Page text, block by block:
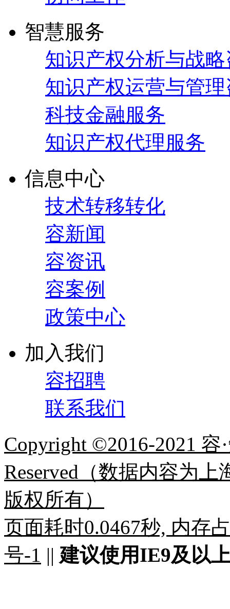
智慧服务
知识产权分析与战
知识产权运营与管
科技金融服务
知识产权代理服务
信息中心
技术转移转化
容新闻
容资讯
容案例
政策中心
加入我们
容招聘
联系我们
Copyright ©2016-2021 容
Reserved（数据内容为
版权所有）
页面耗时0.0467秒, 内存
号-1 || 建议使用IE9及以